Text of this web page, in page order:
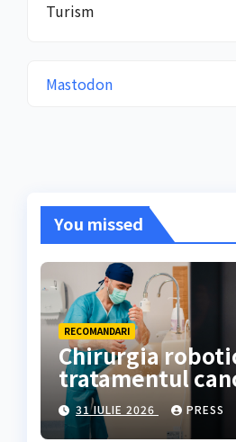
Turism
Mastodon
You missed
RECOMANDARI
Chirurgia
tratamentul
colorectal
31 IULIE 2026 PRESS